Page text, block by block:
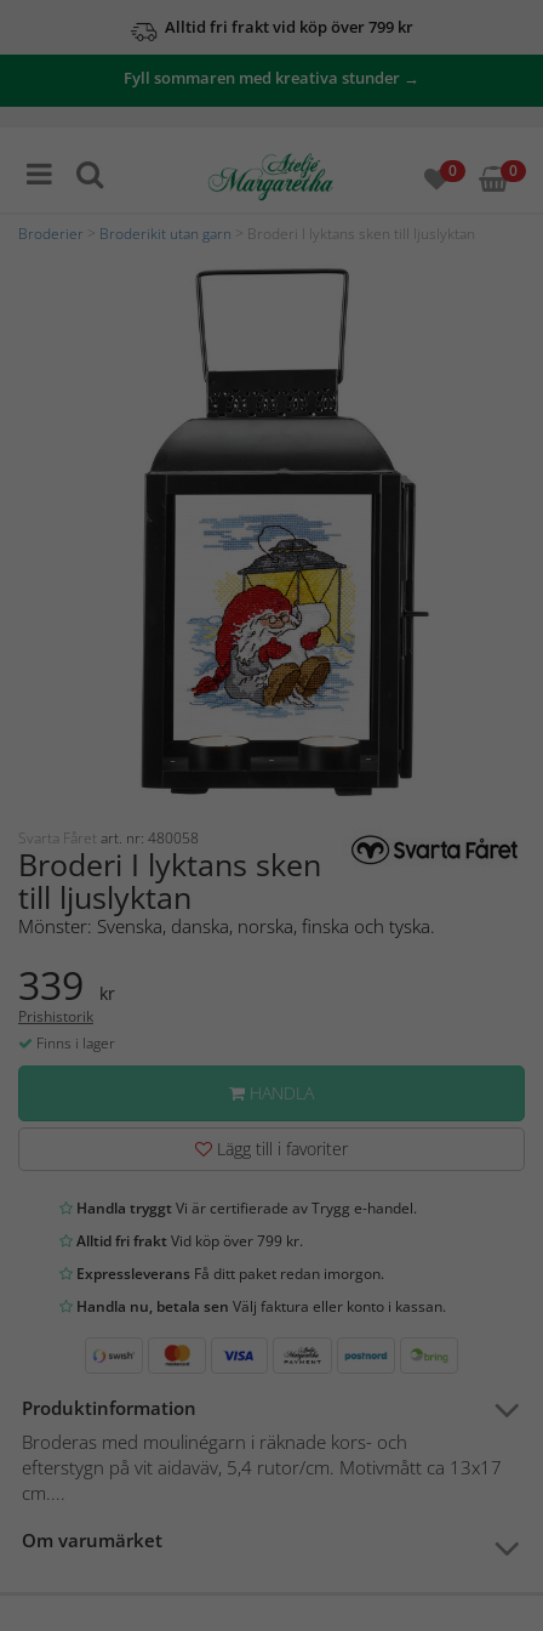
Alltid fri frakt vid köp över 799 kr
Fyll sommaren med kreativa stunder →
0 0
Broderier Broderikit utan garn > Broderi I lyktans sken till ljuslyktan
Svarta Fåret art. nr: 480058
Broderi I lyktans sken
till ljuslyktan
Mönster: Svenska, danska, norska, finska och tyska.
339 kr
Prishistorik
Finns i lager
HANDLA
Lägg till i favoriter
Handla tryggtVi är certifierade av Trygg e-handel.
Alltid fri fraktVid köp över 799 kr.
Expressleverans Få ditt paket redan imorgon.
Handla nu, betala sen Välj faktura eller konto i kassan.
Produktinformation
Broderas med moulinégarn i räknade kors- och
efterstygn på vit aidaväv, 5,4 rutor/cm. Motivmått ca 13x17
cm....
Om varumärket